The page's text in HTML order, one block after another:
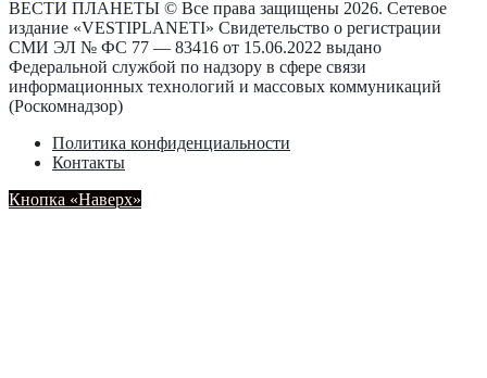
ВЕСТИ ПЛАНЕТЫ © Все права защищены 2026. Сетевое
издание «VESTIPLANETI» Свидетельство о регистрации
СМИ ЭЛ № ФС 77 — 83416 от 15.06.2022 выдано
Федеральной службой по надзору в сфере связи
информационных технологий и массовых коммуникаций
(Роскомнадзор)
Политика конфиденциальности
Контакты
Кнопка «Наверх»